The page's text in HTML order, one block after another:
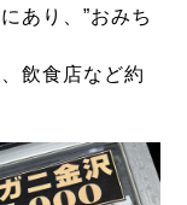
あり、”おみち
飲食店など約